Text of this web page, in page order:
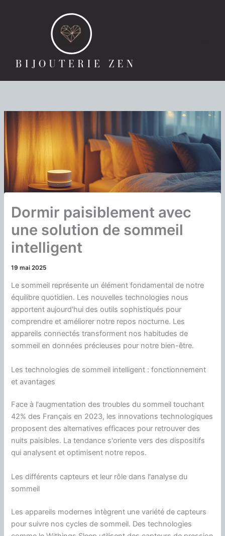
Dormir paisiblement avec
une solution de sommeil
intelligent
19 mai 2025
Le sommeil représente un élément fondamental de notre
équilibre quotidien. Les nouvelles technologies nous
apportent aujourd'hui des outils sophistiqués pour
comprendre et améliorer notre repos nocturne. Les
appareils connectés transforment nos habitudes de
sommeil en données précieuses pour notre bien-être.
Les technologies de sommeil intelligent : fonctionnement
et avantages
Face à l'augmentation des troubles du sommeil touchant
42% des Français en 2023, les innovations technologiques
proposent des alternatives efficaces pour retrouver des
nuits paisibles. La tendance s'oriente vers des dispositifs
qui analysent et optimisent notre repos.
Les différents capteurs et leur rôle dans l'analyse du
sommeil
Les appareils modernes intègrent une variété de capteurs
pour suivre nos cycles de sommeil. Des technologies